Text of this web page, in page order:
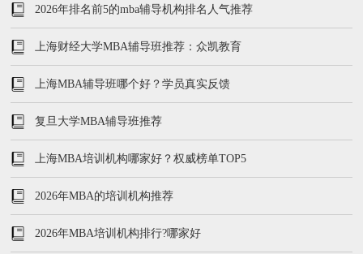
2026年排名前5的mba辅导机构排名人气推荐
上海财经大学MBA辅导班推荐：众凯教育
上海MBA辅导班哪个好？学员真实反馈
复旦大学MBA辅导班推荐
上海MBA培训机构哪家好？权威榜单TOP5
2026年MBA的培训机构推荐
2026年MBA培训机构排行?哪家好